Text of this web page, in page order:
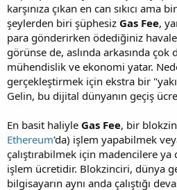
u
B
a
ş
l
a
t
a
n
g
ı
ç
t
a
r
i
karşınıza çıkan en can sıkıcı ama
şeylerden biri şüphesiz Gas Fee,
para gönderirken ödediğiniz
görünse de, aslında arkasında çok
mühendislik ve ekonomi yatar.
gerçekleştirmek için ekstra bir
Gelin, bu dijital dünyanın geçiş
En basit haliyle Gas Fee, bir
Ethereum'da) işlem yapabilmek
çalıştırabilmek için madencilere ya
işlem ücretidir. Blokzinciri, dünya
bilgisayarın aynı anda çalıştığı